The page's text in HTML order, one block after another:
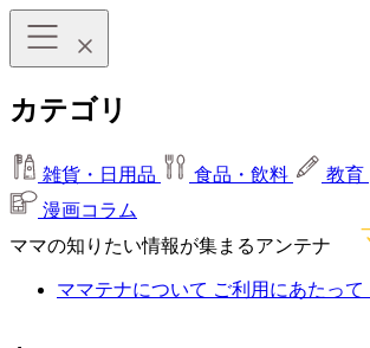
カテゴリ
雑貨・日用品 食品・飲料 教育
漫画コラム
ママの知りたい情報が集まるアンテナ
ママテナについて ご利用にあたって